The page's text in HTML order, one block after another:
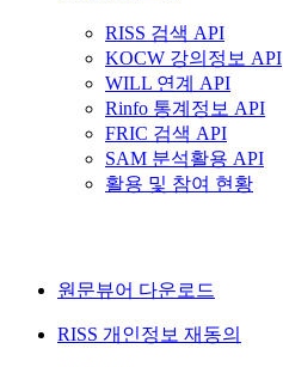
RISS 검색 API
KOCW 강의정보 API
WILL 연계 API
Rinfo 통계정보 API
FRIC 검색 API
SAM 분석활용 API
활용 및 참여 현황
원문뷰어 다운로드
RISS 개인정보 재동의